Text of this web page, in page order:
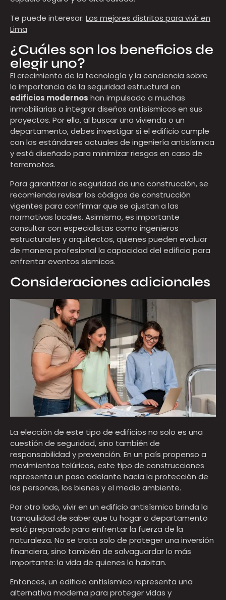
Te puede interesar: Los mejores distritos para vivir en
Lima
¿Cuáles son los beneficios de
elegir uno?
El crecimiento de la tecnología y la conciencia sobre
la importancia de la seguridad estructural en
edificios modernos han impulsado a muchas
inmobiliarias a integrar diseños antisísmicos en sus
proyectos. Por ello, al buscar una vivienda o un
departamento, debes investigar si el edificio cumple
con los estándares actuales de ingeniería antisísmica
y está diseñado para minimizar riesgos en caso de
terremotos.
Para garantizar la seguridad de una construcción, se
recomienda revisar los códigos de construcción
vigentes para confirmar que se ajustan a las
normativas locales. Asimismo, es importante
consultar con especialistas como ingenieros
estructurales y arquitectos, quienes pueden evaluar
de manera profesional la capacidad del edificio para
enfrentar eventos sísmicos.
Consideraciones adicionales
La elección de este tipo de edificios no solo es una
cuestión de seguridad, sino también de
responsabilidad y prevención. En un país propenso a
movimientos telúricos, este tipo de construcciones
representa un paso adelante hacia la protección de
las personas, los bienes y el medio ambiente.
Por otro lado, vivir en un edificio antisísmico brinda la
tranquilidad de saber que tu hogar o departamento
está preparado para enfrentar la fuerza de la
naturaleza. No se trata solo de proteger una inversión
financiera, sino también de salvaguardar lo más
importante: la vida de quienes lo habitan.
Entonces, un edificio antisísmico representa una
alternativa moderna para proteger vidas y